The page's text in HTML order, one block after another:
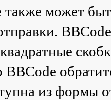
также может
из формы